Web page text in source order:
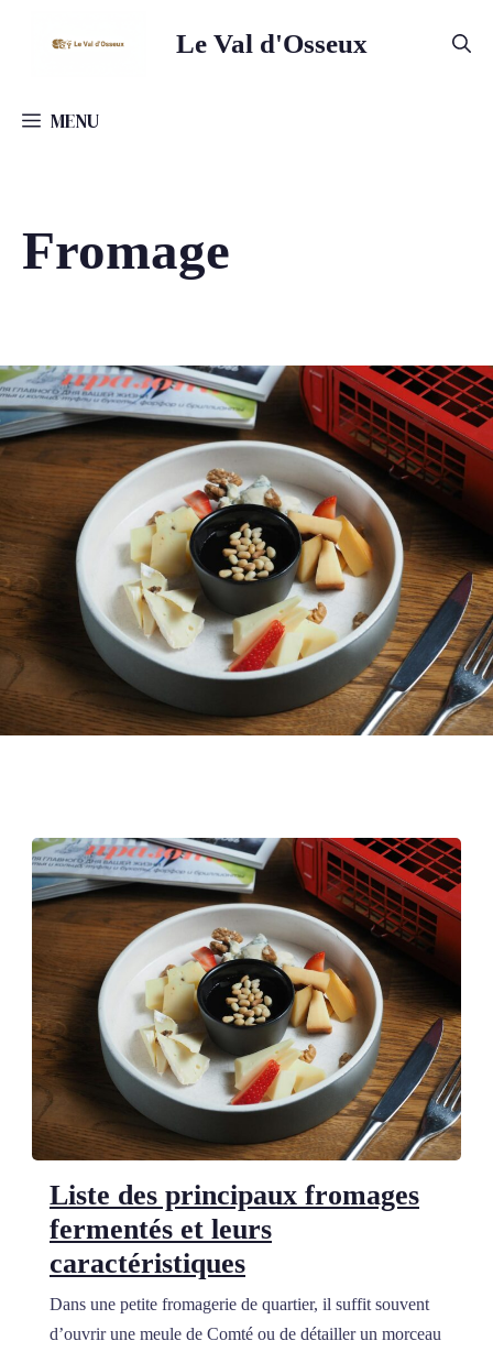
Le Val d'Osseux
MENU
Fromage
Liste des principaux fromages
fermentés et leurs
caractéristiques
Dans une petite fromagerie de quartier, il suffit souvent
d’ouvrir une meule de Comté ou de détailler un morceau